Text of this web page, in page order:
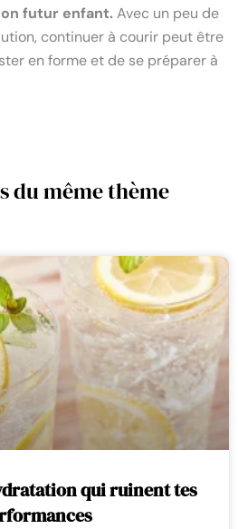
futur enfant.Avec un peu de
continuer à courir peut être
en forme et de se préparer à
du même thème
qui ruinent tes